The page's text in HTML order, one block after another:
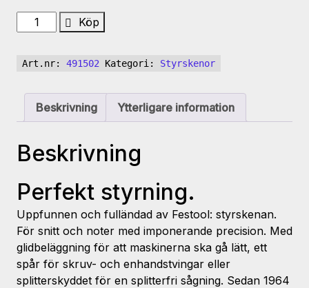
Styrskena
FS
mängd
Köp
Art.nr: 491502 Kategori: Styrskenor
Beskrivning Ytterligare information
Beskrivning
Perfekt styrning.
Uppfunnen och fulländad av Festool: styrskenan.
För snitt och noter med imponerande precision. Med
glidbeläggning för att maskinerna ska gå lätt, ett
spår för skruv- och enhandstvingar eller
splitterskyddet för en splitterfri sågning. Sedan 1964